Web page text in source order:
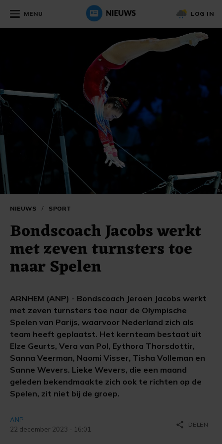
MENU LOG IN
NIEUWS / SPORT
Bondscoach Jacobs werkt
met zeven turnsters toe
naar Spelen
ARNHEM (ANP) - Bondscoach Jeroen Jacobs werkt
met zeven turnsters toe naar de Olympische
Spelen van Parijs, waarvoor Nederland zich als
team heeft geplaatst. Het kernteam bestaat uit
Elze Geurts, Vera van Pol, Eythora Thorsdottir,
Sanna Veerman, Naomi Visser, Tisha Volleman en
Sanne Wevers. Lieke Wevers, die een maand
geleden bekendmaakte zich ook te richten op de
Spelen, zit niet bij de groep.
ANP
22 december 2023 - 16:01
share DELEN